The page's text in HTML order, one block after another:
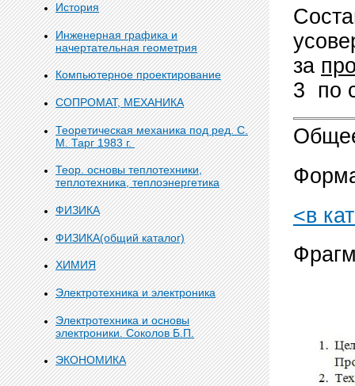
История
Инженерная графика и
начертательная геометрия
Компьютерное проектирование
СОПРОМАТ, МЕХАНИКА
Теоретическая механика под ред. С.
М. Тарг 1983 г.
Теор. основы теплотехники,
теплотехника, теплоэнергетика
ФИЗИКА
ФИЗИКА(общий каталог)
ХИМИЯ
Электротехника и электроника
Электротехника и основы
электроники. Соколов Б.П.
ЭКОНОМИКА
за
3 по
<в